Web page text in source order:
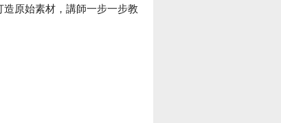
原始素材，講師一步一步教